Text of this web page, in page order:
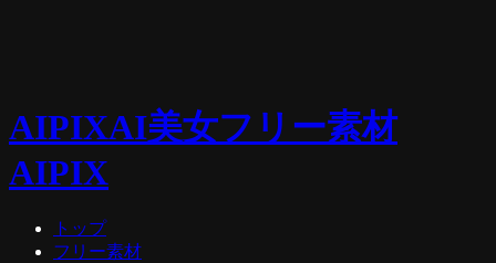
AIPIXAI美女フリー素材
AIPIX
トップ
フリー素材